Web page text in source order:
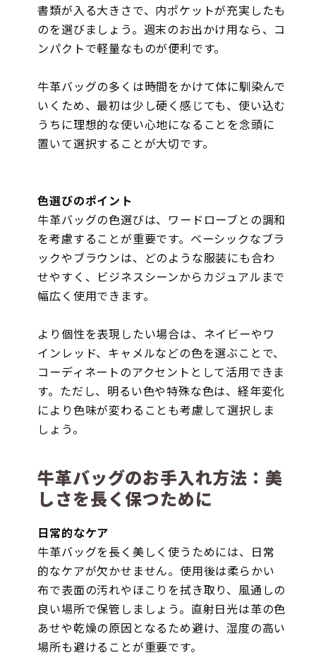
書類が入る大きさで、内ポケットが充実したも
のを選びましょう。週末のお出かけ用なら、コ
ンパクトで軽量なものが便利です。
牛革バッグの多くは時間をかけて体に馴染んで
いくため、最初は少し硬く感じても、使い込む
うちに理想的な使い心地になることを念頭に
置いて選択することが大切です。
色選びのポイント
牛革バッグの色選びは、ワードローブとの調和
を考慮することが重要です。ベーシックなブラ
ックやブラウンは、どのような服装にも合わ
せやすく、ビジネスシーンからカジュアルまで
幅広く使用できます。
より個性を表現したい場合は、ネイビーやワ
インレッド、キャメルなどの色を選ぶことで、
コーディネートのアクセントとして活用できま
す。ただし、明るい色や特殊な色は、経年変化
により色味が変わることも考慮して選択しま
しょう。
牛革バッグのお手入れ方法：美
しさを長く保つために
日常的なケア
牛革バッグを長く美しく使うためには、日常
的なケアが欠かせません。使用後は柔らかい
布で表面の汚れやほこりを拭き取り、風通しの
良い場所で保管しましょう。直射日光は革の色
あせや乾燥の原因となるため避け、湿度の高い
場所も避けることが重要です。